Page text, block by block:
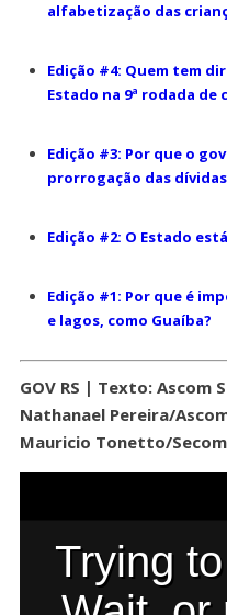
alfabetização das
Edição #4: Quem tem
Estado na 9ª rodada de
Edição #3: Por que o
prorrogação das
Edição #2: O Estado
Edição #1: Por que é
e lagos, como Guaíba?
GOV RS | Texto: Ascom
Nathanael Pereira/
Mauricio Tonetto/Secom